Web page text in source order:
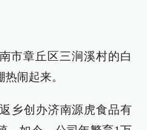
市章丘区三涧溪村的白
闹起来。
乡创办济南源虎食品有